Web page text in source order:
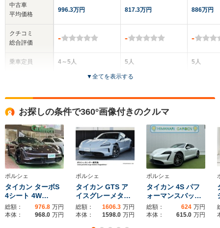
中古車
平均価格
クチコミ
総合評価
乗車定員
サイズ
(全長x全幅x全高)
996.3万円
-
4～5人
1.41m
全幅
1.97m
全長
ホイールベース
-m
817.3万円
-
5人
4ドア
1.42m
全幅
1.97m
全長
4.99m
ホイールベース
-m
886万円
-
5人
ホイー
▼全てを表示する
お探しの条件で360°画像付きのクルマ
ポルシェ
タイカン ターボS
4シート 4W…
総額： 976.8 万円
本体：
968.0 万円
ポルシェ
タイカン GTS ア
イスグレーメタ…
総額： 1606.3 万円
本体：
1598.0 万円
ポルシェ
タイカン 4S パフ
ォーマンスバッ…
総額： 624 万円
本体：
615.0 万円